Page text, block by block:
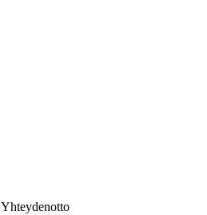
Yhteydenotto